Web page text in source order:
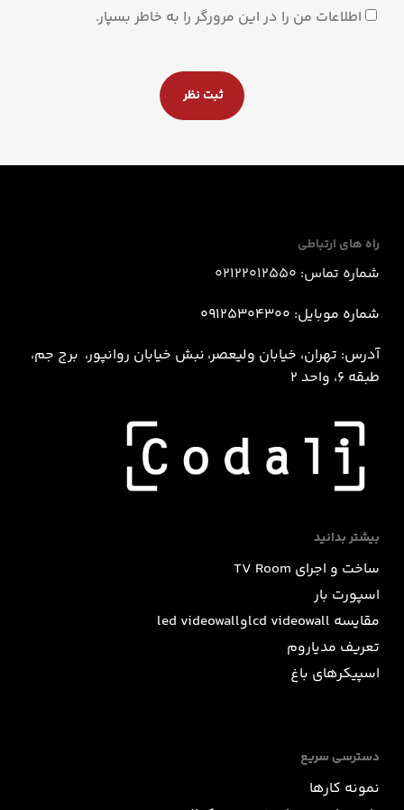
اطلاعات من را در این مرورگر را به خاطر بسپار.
راه های ارتباطی
شماره تماس: 02122012550
شماره موبایل: 09125304300
آدرس: تهران، خیابان ولیعصر، نبش خيابان روانپور، برج جم،
طبقه 6، واحد 2
بیشتر بدانید
ساخت و اجرای TV Room
اسپورت بار
مقایسه lcd videowallوled videowall
تعریف مدیاروم
اسپیکرهای باغ
دسترسی سریع
نمونه کارها